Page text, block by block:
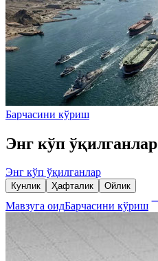
Барчасини кўриш
Энг кўп ўқилганлар
Энг кўп ўқилганлар
Кунлик Ҳафталик Ойлик
Мавзуга оидБарчасини кўриш